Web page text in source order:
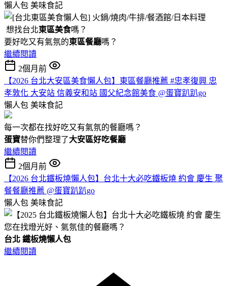
懶人包 美味食記
想找台北東區美食嗎？
要好吃又有氣氛的東區餐廳嗎？
繼續閱讀
2個月前
【2026 台北大安區美食懶人包】東區餐廳推薦 #忠孝復興 忠
孝敦化 大安站 信義安和站 國父紀念館美食 @蛋寶趴趴go
懶人包 美味食記
每一次都在找好吃又有氣氛的餐廳嗎？
蛋寶替你們整理了大安區好吃餐廳
繼續閱讀
2個月前
【2026 台北鐵板燒懶人包】台北十大必吃鐵板燒 約會 慶生 聚
餐餐廳推薦 @蛋寶趴趴go
懶人包 美味食記
您在找燈光好、氣氛佳的餐廳嗎？
台北 鐵板燒懶人包
繼續閱讀